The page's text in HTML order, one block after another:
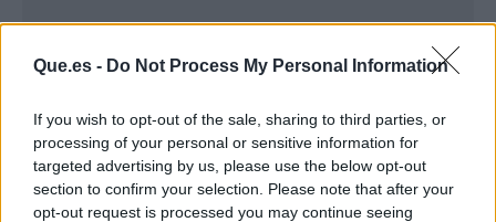
Que.es - Do Not Process My Personal Information
If you wish to opt-out of the sale, sharing to third parties, or
processing of your personal or sensitive information for
targeted advertising by us, please use the below opt-out
section to confirm your selection. Please note that after your
opt-out request is processed you may continue seeing